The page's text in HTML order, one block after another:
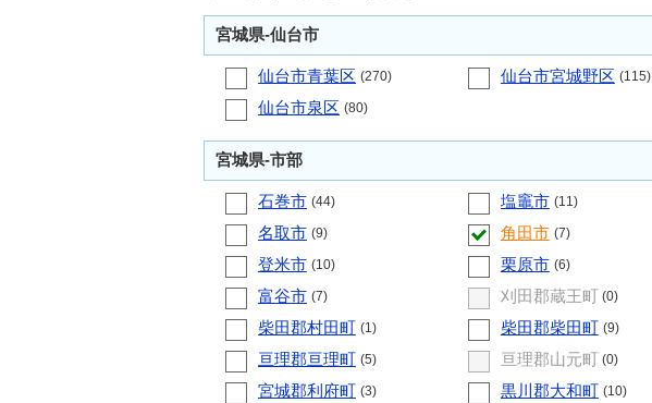
宮城県-仙台市
仙台市青葉区 (270) 仙台市宮城野区 (115)
仙台市泉区 (80)
宮城県-市部
石巻市 (44) 塩竈市 (11)
名取市 (9) 角田市 (7)
登米市 (10) 栗原市 (6)
富谷市 (7) 刈田郡蔵王町 (0)
柴田郡村田町 (1) 柴田郡柴田町 (9)
亘理郡亘理町 (5) 亘理郡山元町 (0)
宮城郡利府町 (3) 黒川郡大和町 (10)